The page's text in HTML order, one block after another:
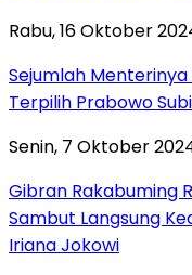
Rabu, 16 Oktober
Sejumlah
Terpilih Prabowo
Senin, 7 Oktober
Gibran Rakabuming
Sambut Langsung
Iriana Jokowi